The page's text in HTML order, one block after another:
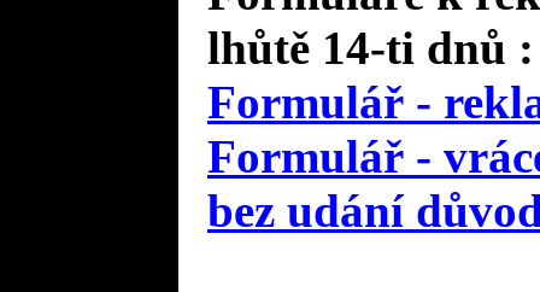
lhůtě 14-ti dnů :
Formulář -
Formulář -
bez udání